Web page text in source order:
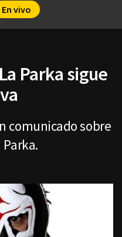
En vivo
Parka sigue
comunicado sobre